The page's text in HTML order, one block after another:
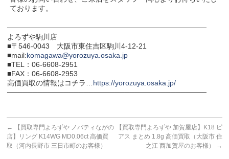
ております。
───────────────────────────────────────
よろずや駒川店
■〒546-0043 大阪市東住吉区駒川4-12-21
■mail:komagawa@yorozuya.osaka.jp
■TEL：06-6608-2951
■FAX：06-6608-2953
高価買取の情報はコチラ…https://yorozuya.osaka.jp/
───────────────────────────────────────
←
【買取専門よろずや ノバティながの
店】リング K14WG MD0.06ct 高価買
取（河内長野市 三日市町のお客様）
【買取専門よろずや 加賀屋店】K18 ピ
アス まとめ 1.8g 高価買取（大阪市 住
之江 西加賀屋のお客様）
→